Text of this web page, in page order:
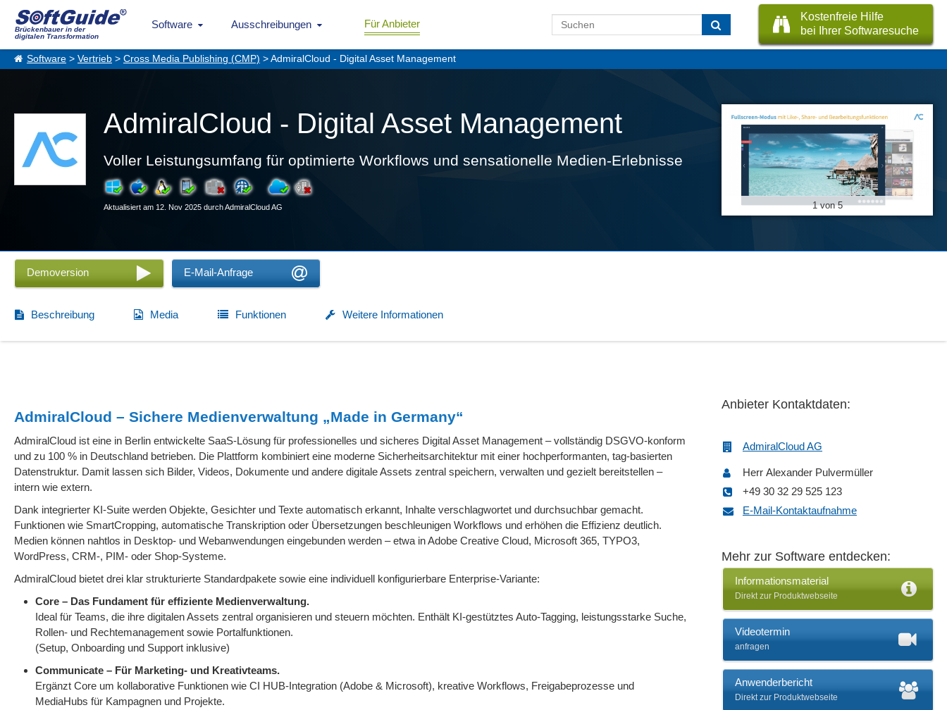
Brückenbauer in der
digitalen Transformation
Software Ausschreibungen Für Anbieter
Kostenfreie Hilfe
bei Ihrer Softwaresuche
Software > Vertrieb > Cross Media Publishing (CMP) > AdmiralCloud - Digital Asset Management
1 von 5
AdmiralCloud - Digital Asset Management
Voller Leistungsumfang für optimierte Workflows und sensationelle Medien-Erlebnisse
Aktualisiert am 12. Nov 2025 durch AdmiralCloud AG
Demoversion E-Mail-Anfrage
Beschreibung Media Funktionen Weitere Informationen
AdmiralCloud – Sichere Medienverwaltung „Made in Germany“
AdmiralCloud ist eine in Berlin entwickelte SaaS-Lösung für professionelles und sicheres Digital Asset Management – vollständig DSGVO-konform
und zu 100 % in Deutschland betrieben. Die Plattform kombiniert eine moderne Sicherheitsarchitektur mit einer hochperformanten, tag-basierten
Datenstruktur. Damit lassen sich Bilder, Videos, Dokumente und andere digitale Assets zentral speichern, verwalten und gezielt bereitstellen –
intern wie extern.
Dank integrierter KI-Suite werden Objekte, Gesichter und Texte automatisch erkannt, Inhalte verschlagwortet und durchsuchbar gemacht.
Funktionen wie SmartCropping, automatische Transkription oder Übersetzungen beschleunigen Workflows und erhöhen die Effizienz deutlich.
Medien können nahtlos in Desktop- und Webanwendungen eingebunden werden – etwa in Adobe Creative Cloud, Microsoft 365, TYPO3,
WordPress, CRM-, PIM- oder Shop-Systeme.
AdmiralCloud bietet drei klar strukturierte Standardpakete sowie eine individuell konfigurierbare Enterprise-Variante:
Core – Das Fundament für effiziente Medienverwaltung.
Ideal für Teams, die ihre digitalen Assets zentral organisieren und steuern möchten. Enthält KI-gestütztes Auto-Tagging, leistungsstarke Suche,
Rollen- und Rechtemanagement sowie Portalfunktionen.
(Setup, Onboarding und Support inklusive)
Communicate – Für Marketing- und Kreativteams.
Ergänzt Core um kollaborative Funktionen wie CI HUB-Integration (Adobe & Microsoft), kreative Workflows, Freigabeprozesse und
MediaHubs für Kampagnen und Projekte.
Anbieter Kontaktdaten:
AdmiralCloud AG
Herr Alexander Pulvermüller
+49 30 32 29 525 123
E-Mail-Kontaktaufnahme
Mehr zur Software entdecken:
Informationsmaterial
Direkt zur Produktwebseite
Videotermin
anfragen
Anwenderbericht
Direkt zur Produktwebseite